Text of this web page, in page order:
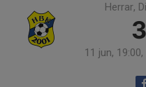
Herrar,
11 jun,